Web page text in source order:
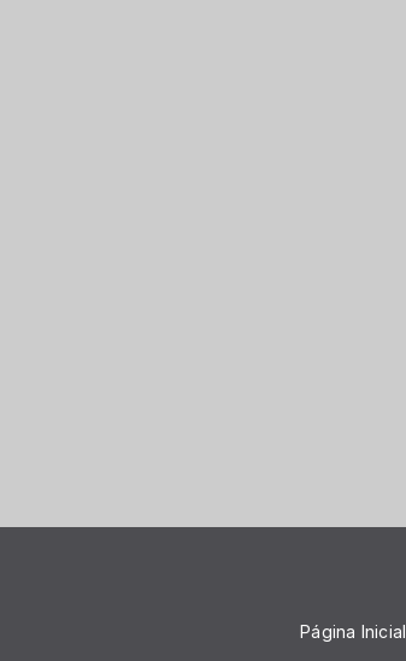
Página Inicial